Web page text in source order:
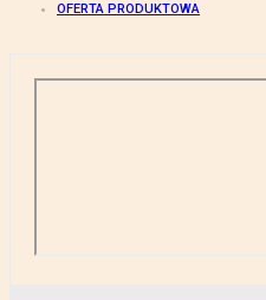
OFERTA PRODUKTOWA